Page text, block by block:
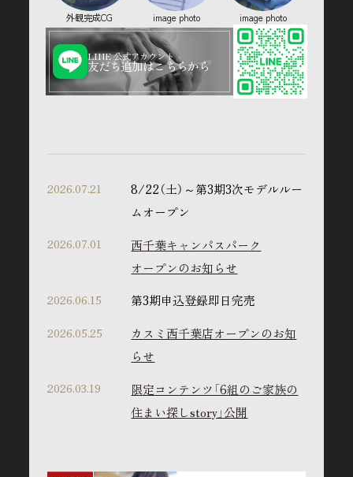
物件エントリーしていただくと、
マイペー
ジ専用URLをお客様のメールアドレスに
送付致します。
報をご案内させていただきます。
ご来場予約受付
準備が整い次第、モデルルーム案内会開催
お知らせをお送り致します。
外観完成CG image photo image photo
LINE 公式アカウント
友だち追加はこちらから
2026.07.21
8/22（土）～第3期3次モデルルー
ムオープン
2026.07.01
西千葉キャンパスパーク
オープンのお知らせ
2026.06.15 第3期申込登録即日完売
2026.05.25
カスミ西千葉店オープンのお知
らせ
2026.03.19
限定コンテンツ「6組のご家族の
住まい探しstory」公開